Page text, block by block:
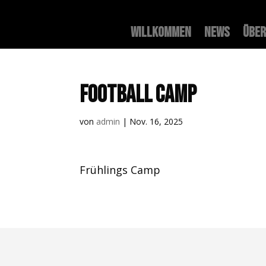
Willkommen News
Football Camp
von admin | Nov. 16, 2025
Frühlings Camp